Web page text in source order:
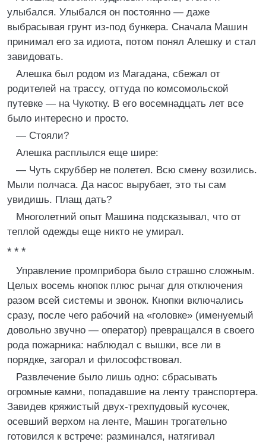
улыбался. Улыбался он постоянно — даже
выбрасывая грунт из-под бункера. Сначала Машин
принимал его за идиота, потом понял Алешку и стал
завидовать.
Алешка был родом из Магадана, сбежал от
родителей на трассу, оттуда по комсомольской
путевке — на Чукотку. В его восемнадцать лет все
было интересно и просто.
— Стояли?
Алешка расплылся еще шире:
— Чуть скруббер не полетел. Всю смену возились.
Мыли полчаса. Да насос вырубает, это ты сам
увидишь. Плащ дать?
Многолетний опыт Машина подсказывал, что от
теплой одежды еще никто не умирал.
* * *
Управление промприбора было страшно сложным.
Целых восемь кнопок плюс рычаг для отключения
разом всей системы и звонок. Кнопки включались
сразу, после чего рабочий на «головке» (именуемый
довольно звучно — оператор) превращался в своего
рода пожарника: наблюдал с вышки, все ли в
порядке, загорал и философствовал.
Развлечение было лишь одно: сбрасывать
огромные камни, попадавшие на ленту транспортера.
Завидев кряжистый двух-трехпудовый кусочек,
осевший верхом на ленте, Машин трогательно
готовился к встрече: разминался, натягивал